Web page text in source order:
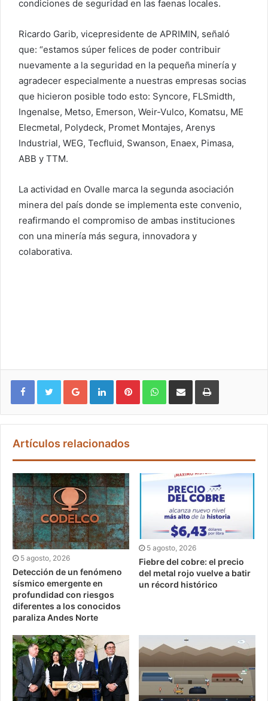
condiciones de seguridad en las faenas locales.
Ricardo Garib, vicepresidente de APRIMIN, señaló
que: “estamos súper felices de poder contribuir
nuevamente a la seguridad en la pequeña minería y
agradecer especialmente a nuestras empresas socias
que hicieron posible todo esto: Syncore, FLSmidth,
Ingenalse, Metso, Emerson, Weir-Vulco, Komatsu, ME
Elecmetal, Polydeck, Promet Montajes, Arenys
Industrial, WEG, Tecfluid, Swanson, Enaex, Pimasa,
ABB y TTM.
La actividad en Ovalle marca la segunda asociación
minera del país donde se implementa este convenio,
reafirmando el compromiso de ambas instituciones
con una minería más segura, innovadora y
colaborativa.
Google+ LinkedIn Pinterest WhatsApp
Artículos relacionados
5 agosto, 2026
Detección de un fenómeno
sísmico emergente en
profundidad con riesgos
diferentes a los conocidos
paraliza Andes Norte
5 agosto, 2026
Fiebre del cobre: el precio
del metal rojo vuelve a batir
un récord histórico